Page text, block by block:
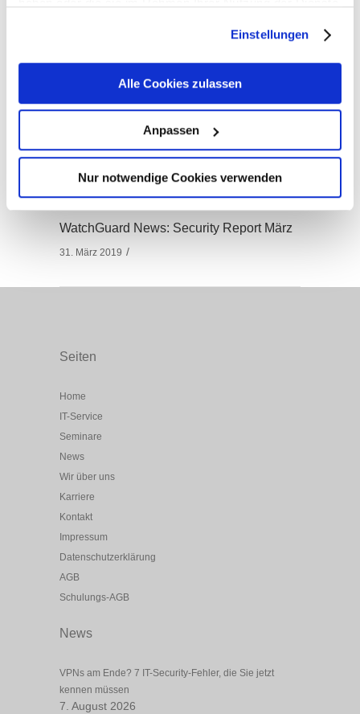
Cookies, wenn Sie unsere Webseite weiterhin nutzen.
Einstellungen
Alle Cookies zulassen
Anpassen
Nur notwendige Cookies verwenden
25. April 2019
SonicWall-Webinar: Können Sie Ihre
Endpunkte vor diesen zwei
Bedrohungsvektoren schützen?
20. April 2019
WatchGuard News: Security Report März
31. März 2019
Seiten
Home
IT-Service
Seminare
News
Wir über uns
Karriere
Kontakt
Impressum
Datenschutzerklärung
AGB
Schulungs-AGB
News
VPNs am Ende? 7 IT-Security-Fehler, die Sie jetzt
kennen müssen
7. August 2026